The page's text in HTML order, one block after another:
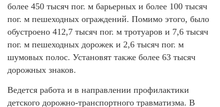
более 450 тысяч пог. м барьерных и более 100 тысяч
пог. м пешеходных ограждений. Помимо этого, было
обустроено 412,7 тысяч пог. м тротуаров и 7,6 тысяч
пог. м пешеходных дорожек и 2,6 тысяч пог. м
шумовых полос. Установят также более 63 тысяч
дорожных знаков.
Ведется работа и в направлении профилактики
детского дорожно-транспортного травматизма. В